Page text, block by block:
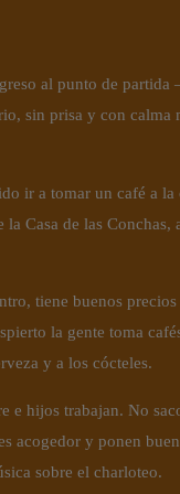
al punto de partida
sin prisa y con
ir a tomar un café a
Casa de las Conchas,
tiene buenos
la gente toma
y a los cócteles.
e hijos trabajan. No
acogedor y ponen
sobre el charloteo.